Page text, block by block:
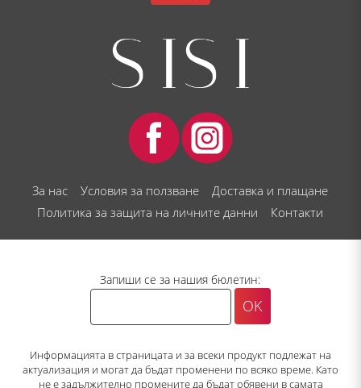
За нас Условия за ползване
Доставка и плащане
Политика за защита на личните данни
Контакти
Запиши се за нашия бюлетин:
Информацията в страницата и за всеки продукт подлежат на
актуализация и могат да бъдат променени по всяко време. Като
не е задължително промените да бъдат обявени в самата